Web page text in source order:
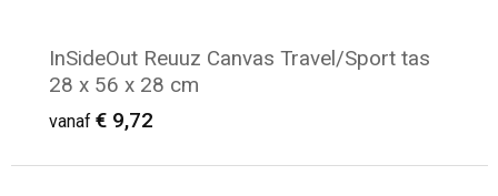
InSideOut Reuuz Canvas Travel/Sport tas
28 x 56 x 28 cm
vanaf € 9,72